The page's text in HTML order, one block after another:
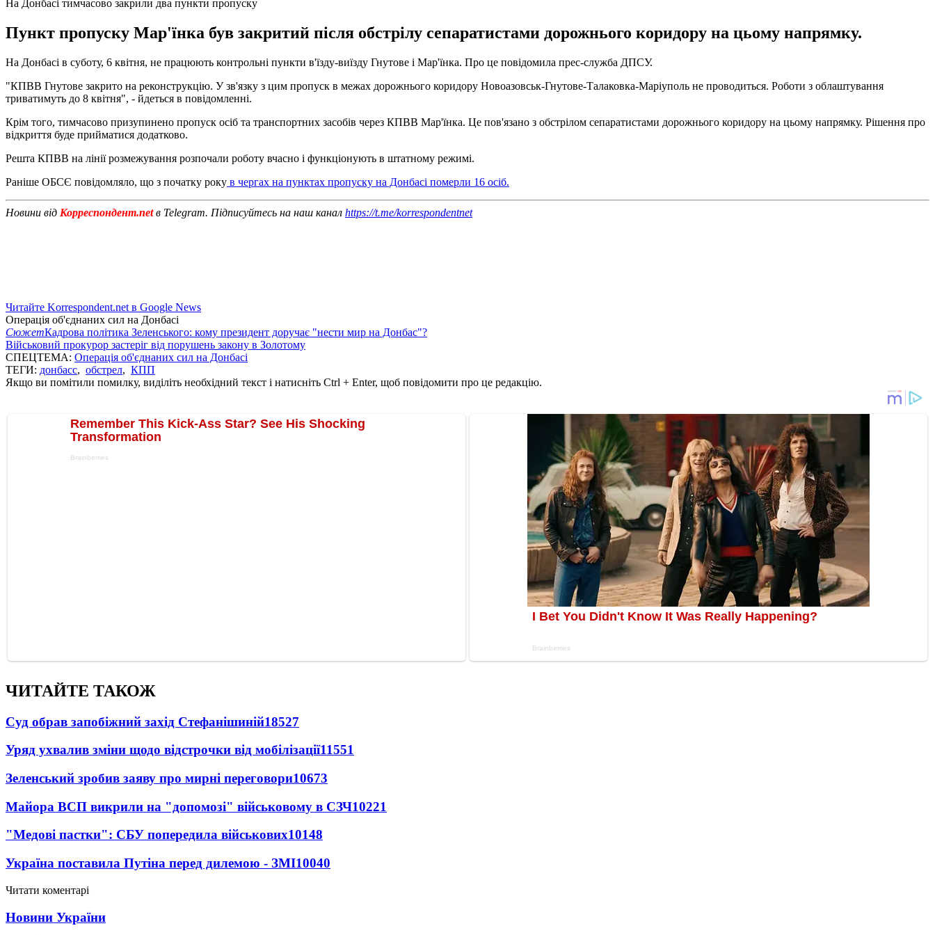
На Донбасі тимчасово закрили два пункти пропуску
Пункт пропуску Мар'їнка був закритий після обстрілу сепаратистами дорожнього коридору на цьому напрямку.
На Донбасі в суботу, 6 квітня, не працюють контрольні пункти в'їзду-виїзду Гнутове і Мар'їнка. Про це повідомила прес-служба ДПСУ.
"КПВВ Гнутове закрито на реконструкцію. У зв'язку з цим пропуск в межах дорожнього коридору Новоазовськ-Гнутове-Талаковка-Маріуполь не проводиться. Роботи з облаштування
триватимуть до 8 квітня", - йдеться в повідомленні.
Крім того, тимчасово призупинено пропуск осіб та транспортних засобів через КПВВ Мар'їнка. Це пов'язано з обстрілом сепаратистами дорожнього коридору на цьому напрямку. Рішення про
відкриття буде прийматися додатково.
Решта КПВВ на лінії розмежування розпочали роботу вчасно і функціонують в штатному режимі.
Раніше ОБСЄ повідомляло, що з початку року в чергах на пунктах пропуску на Донбасі померли 16 осіб.
Новини від Корреспондент.netв Telegram. Підписуйтесь на наш канал https://t.me/korrespondentnet
Читайте Korrespondent.net в Google News
Операція об'єднаних сил на Донбасі
СюжетКадрова політика Зеленського: кому президент доручає "нести мир на Донбас"?
Військовий прокурор застеріг від порушень закону в Золотому
СПЕЦТЕМА: Операція об'єднаних сил на Донбасі
ТЕГИ: донбасс, обстрел, КПП
Якщо ви помітили помилку, виділіть необхідний текст і натисніть Ctrl + Enter, щоб повідомити про це редакцію.
ЧИТАЙТЕ ТАКОЖ
Суд обрав запобіжний захід Стефанішиній18527
Уряд ухвалив зміни щодо відстрочки від мобілізації11551
Зеленський зробив заяву про мирні переговори10673
Майора ВСП викрили на "допомозі" військовому в СЗЧ10221
"Медові пастки": СБУ попередила військових10148
Україна поставила Путіна перед дилемою - ЗМІ10040
Читати коментарі
Новини України